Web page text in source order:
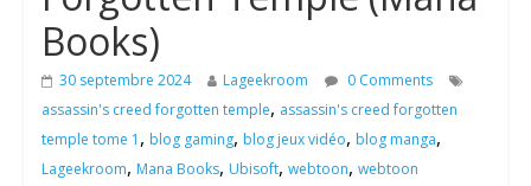
Books)
30 septembre 2024 Lageekroom
0 Comments
assassin's creed forgotten temple, assassin's creed forgotten
temple tome 1 , blog gaming, blog jeux vidéo, blog manga,
Lageekroom, Mana Books, Ubisoft, webtoon, webtoon